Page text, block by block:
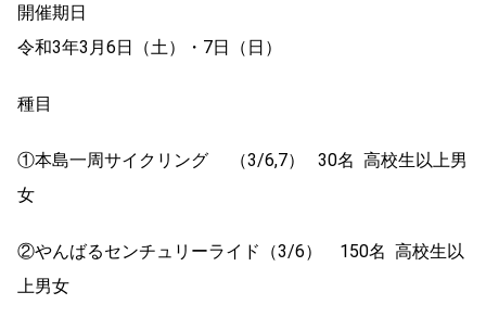
開催期日
令和3年3月6日（土）・7日（日）
種目
①本島一周サイクリング （3/6,7） 30名 高校生以上男
女
②やんばるセンチュリーライド（3/6） 150名 高校生以
上男女